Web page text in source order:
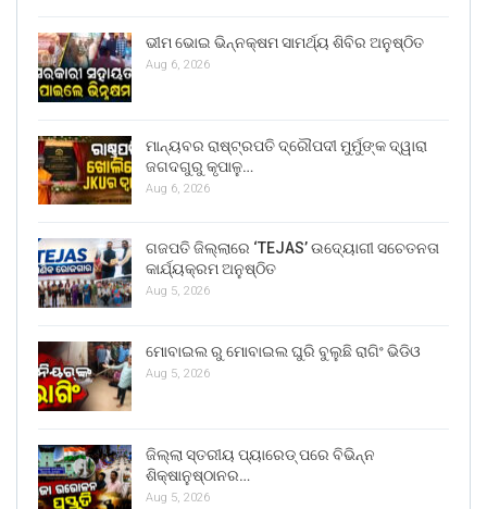
ଭୀମ ଭୋଇ ଭିନ୍ନକ୍ଷମ ସାମର୍ଥ୍ୟ ଶିବିର ଅନୁଷ୍ଠିତ
Aug 6, 2026
ମାନ୍ୟବର ରାଷ୍ଟ୍ରପତି ଦ୍ରୌପଦୀ ମୁର୍ମୁଙ୍କ ଦ୍ୱାରା
ଜଗଦଗୁରୁ କୃପାଳୁ…
Aug 6, 2026
ଗଜପତି ଜିଲ୍ଲାରେ ‘TEJAS’ ଉଦ୍ୟୋଗୀ ସଚେତନତା
କାର୍ଯ୍ୟକ୍ରମ ଅନୁଷ୍ଠିତ
Aug 5, 2026
ମୋବାଇଲ ରୁ ମୋବାଇଲ ଘୁରି ବୁଲୁଛି ରାଗିଂ ଭିଡିଓ
Aug 5, 2026
ଜିଲ୍ଲା ସ୍ତରୀୟ ପ୍ୟାରେଡ୍ ପରେ ବିଭିନ୍ନ
ଶିକ୍ଷାନୁଷ୍ଠାନର…
Aug 5, 2026